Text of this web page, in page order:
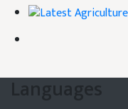
Languages